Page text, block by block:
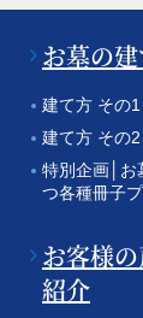
お墓の
建て方 その1
建て方 その2
特別企画│お
つ各種冊子
お客様
紹介